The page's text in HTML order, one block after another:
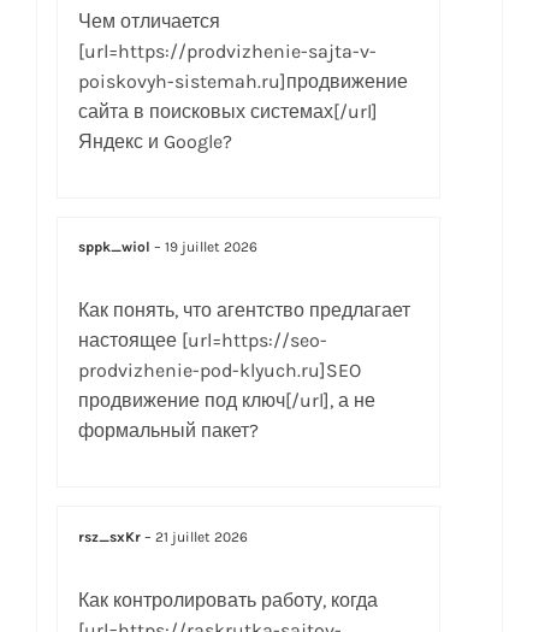
Чем отличается
[url=https://prodvizhenie-sajta-v-
poiskovyh-sistemah.ru]продвижение
сайта в поисковых системах[/url]
Яндекс и Google?
sppk_wiol– 19 juillet 2026
Как понять, что агентство предлагает
настоящее [url=https://seo-
prodvizhenie-pod-klyuch.ru]SEO
продвижение под ключ[/url], а не
формальный пакет?
rsz_sxKr– 21 juillet 2026
Как контролировать работу, когда